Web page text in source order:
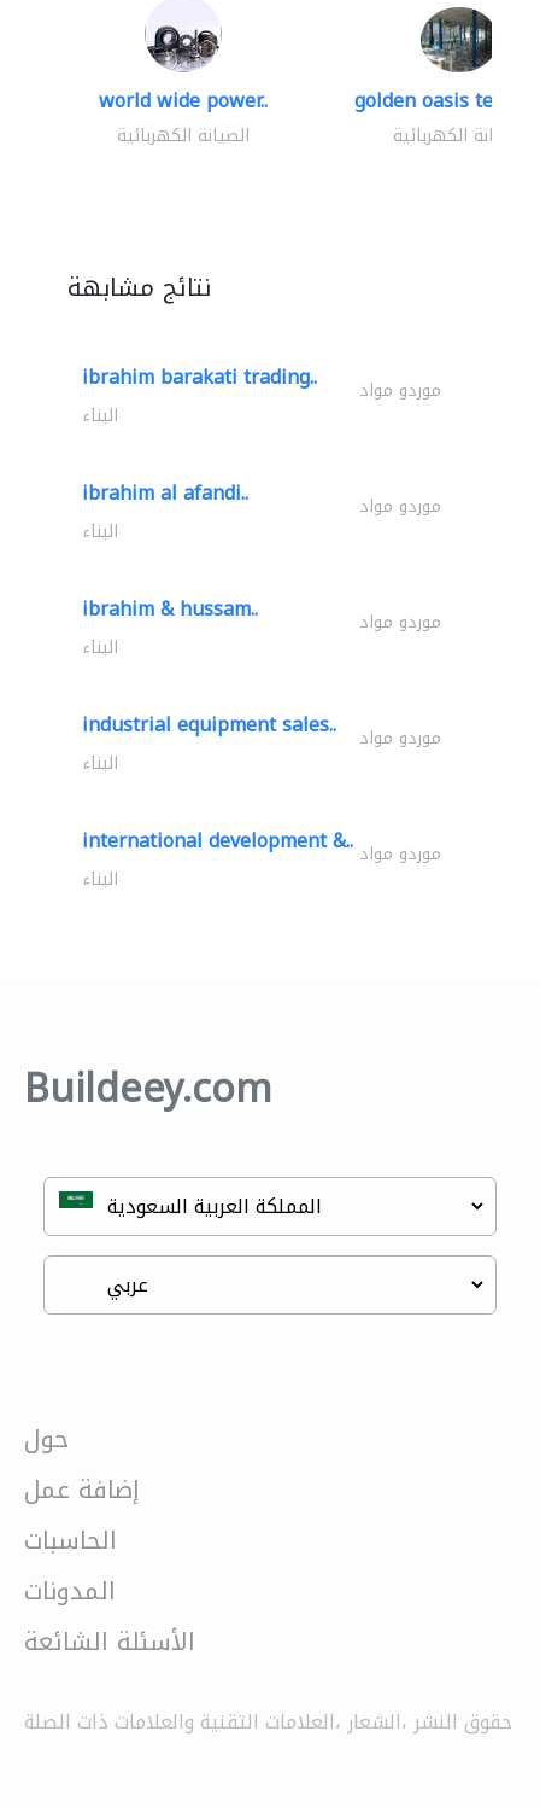
world wide power..
الصيانة الكهربائية
golden oasis
الصيانة الكهربائية
نتائج مشابهة
ibrahim barakati trading.. موردو مواد
البناء
ibrahim al afandi.. موردو مواد
البناء
ibrahim & hussam.. موردو مواد
البناء
industrial equipment sales.. موردو مواد
البناء
international development &.. موردو مواد
البناء
Buildeey.com
حول
إضافة عمل
الحاسبات
المدونات
الأسئلة الشائعة
حقوق النشر ،الشعار ،العلامات التقنية والعلامات ذات الصلة